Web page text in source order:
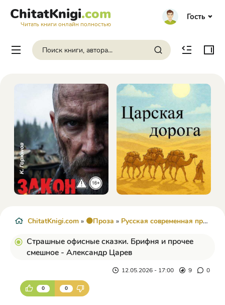
ChitatKnigi.com
Читать книги онлайн полностью
Гость
ChitatKnigi.com » 🟠Проза » Русская современная проза
Страшные офисные сказки. Брифня и прочее
смешное - Александр Царев
12.05.2026 - 17:00 9 0
0 0